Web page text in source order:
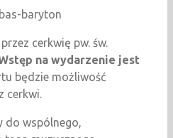
baryton
cerkwię pw. św.
na wydarzenie jest
będzie możliwość
cerkwi.
do wspólnego,